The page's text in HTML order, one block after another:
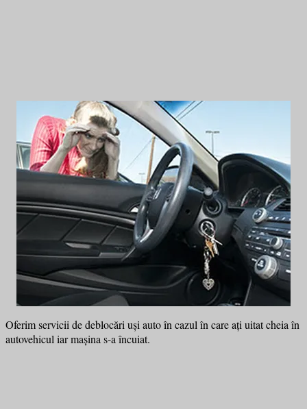
Oferim servicii de deblocări uși auto în cazul în care ați uitat cheia în
autovehicul iar mașina s-a încuiat.